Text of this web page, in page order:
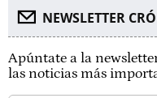
NEWSLETTER
Apúntate a la
las noticias más